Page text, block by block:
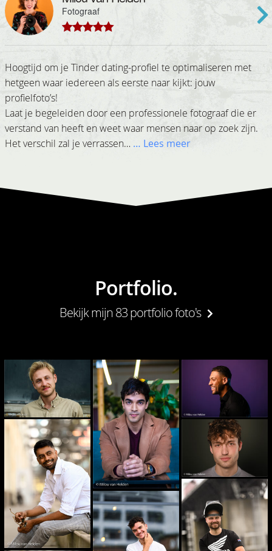
Fotograaf
Hoogtijd om je Tinder dating-profiel te optimaliseren met
hetgeen waar iedereen als eerste naar kijkt: jouw
profielfoto’s!
Laat je begeleiden door een professionele fotograaf die er
verstand van heeft en weet waar mensen naar op zoek zijn.
Het verschil zal je verrassen… … Lees meer
Portfolio.
Bekijk mijn 83 portfolio foto's